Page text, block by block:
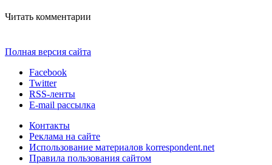
Читать комментарии
Полная версия сайта
Facebook
Twitter
RSS-ленты
E-mail рассылка
Контакты
Реклама на сайте
Использование материалов korrespondent.net
Правила пользования сайтом